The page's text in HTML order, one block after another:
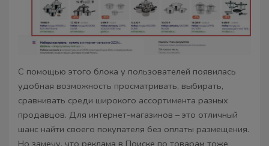
С помощью этого блока у пользователей появилась
удобная возможность просматривать, выбирать,
сравнивать среди широкого ассортимента разных
продавцов. Для интернет-магазинов – это отличный
шанс найти своего покупателя без оплаты размещения.